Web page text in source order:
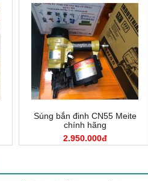
Súng bắn đinh CN55 Meite
chính hãng
2.950.000đ